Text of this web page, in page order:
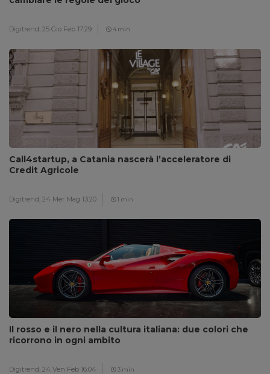
Digitrend, 25 Gio Feb 17:29 4 min
Call4startup, a Catania nascerà l’acceleratore di
Credit Agricole
Digitrend, 24 Mer Mag 13:20 1 min
Il rosso e il nero nella cultura italiana: due colori che
ricorrono in ogni ambito
Digitrend, 24 Ven Feb 16:04 3 min